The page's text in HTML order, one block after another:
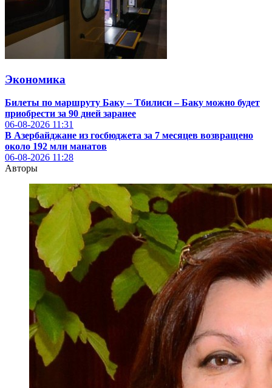
Экономика
Билеты по маршруту Баку – Тбилиси – Баку можно будет
приобрести за 90 дней заранее
06-08-2026 11:31
В Азербайджане из госбюджета за 7 месяцев возвращено
около 192 млн манатов
06-08-2026 11:28
Авторы